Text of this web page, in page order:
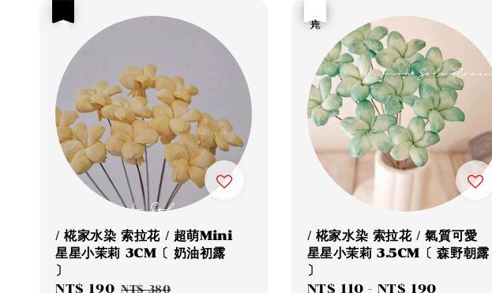
/ 椛家水染 索拉花 / 超萌Mini
星星小茉莉 3CM〔 奶油初露
〕
Sale
NT$ 190 Regular
NT$ 380
/ 椛家水染 索拉花 / 氣質可愛
星星小茉莉 3.5CM〔 森野朝露
〕
Sale
NT$ 110 - NT$ 190